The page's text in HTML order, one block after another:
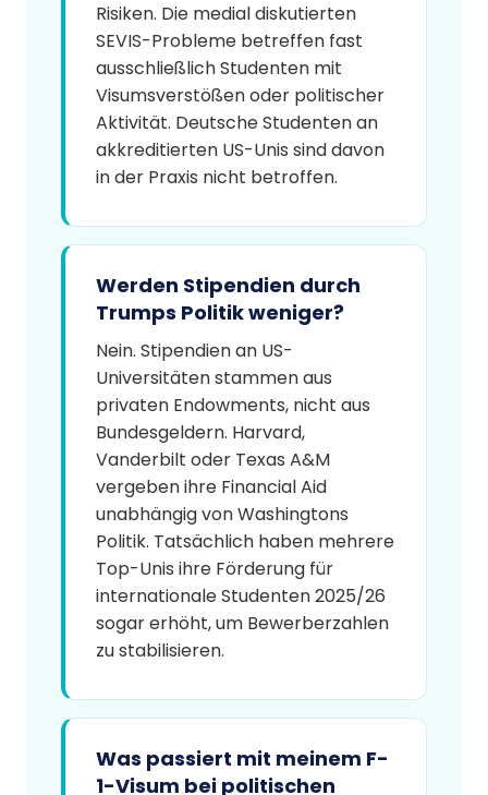
Risiken. Die medial diskutierten
SEVIS-Probleme betreffen fast
ausschließlich Studenten mit
Visumsverstößen oder politischer
Aktivität. Deutsche Studenten an
akkreditierten US-Unis sind davon
in der Praxis nicht betroffen.
Werden Stipendien durch
Trumps Politik weniger?
Nein. Stipendien an US-
Universitäten stammen aus
privaten Endowments, nicht aus
Bundesgeldern. Harvard,
Vanderbilt oder Texas A&M
vergeben ihre Financial Aid
unabhängig von Washingtons
Politik. Tatsächlich haben mehrere
Top-Unis ihre Förderung für
internationale Studenten 2025/26
sogar erhöht, um Bewerberzahlen
zu stabilisieren.
Was passiert mit meinem F-
1-Visum bei politischen